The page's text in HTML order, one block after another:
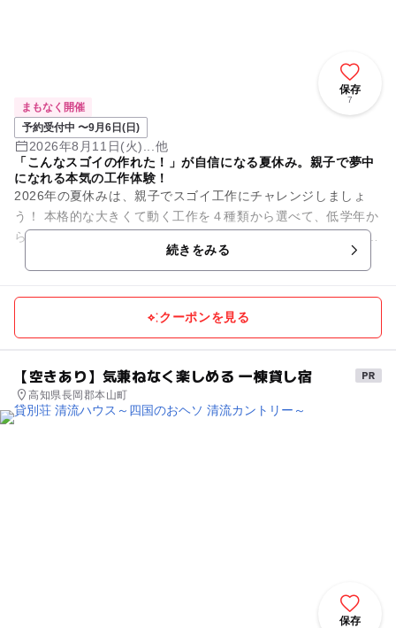
保存
7
まもなく開催
予約受付中 〜9月6日(日)
2026年8月11日(火)...他
「こんなスゴイの作れた！」が自信になる夏休み。親子で夢中
になれる本気の工作体験！
2026年の夏休みは、親子でスゴイ工作にチャレンジしましょ
う！ 本格的な大きくて動く工作を４種類から選べて、低学年か
ら高学年までの自由研究にも最適です！ 未就学のお子様も親子
続きをみる
クーポンを見る
【空きあり】気兼ねなく楽しめる 一棟貸し宿
高知県長岡郡本山町
保存